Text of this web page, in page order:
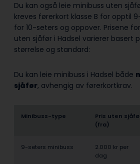
Du kan også leie minibuss uten
kreves førerkort klasse B for opptil
for 10-seters og oppover. Prisene
uten sjåfør i Hadsel varierer basert
størrelse og standard:
Du kan leie minibuss i Hadsel både
sjåfør, avhengig av førerkortkrav.
Minibuss-type
Pris uten
(fra)
9-seters minibuss
2.000 kr per
dag